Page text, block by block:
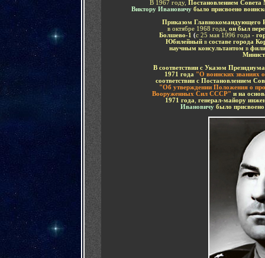
В 1967 году, Постановлением
Виктору Ивановичу было присвоено
Приказом Главнокомандующего
в октябре 1968 года, он был
Болшево-1 (с 25 мая 1996 года -
Юбилейный в составе города
научным консультантом в
В соответствии с Указом
1971 года "О воинских званиях
соответствии с Постановлением
"Об утверждении Положения о
Вооруженных Сил СССР" и на
1971 года
генерал-майору
Ивановичу было